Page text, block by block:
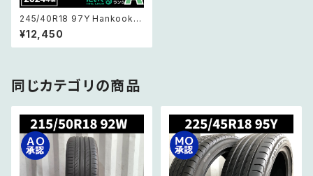
245/40R18 97Y Hankook V
entus S1 evo3 ハンコック ベ
ンタスエヴォ3 【24年製 】2本セ
ット
¥12,450
同じカテゴリの商品